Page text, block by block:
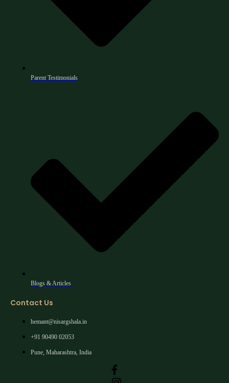
Parent Testimonials
Blogs & Articles
Contact Us
hemant@nisargshala.in
+91 90490 02053
Pune, Maharashtra, India